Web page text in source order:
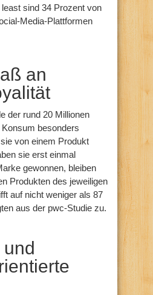
sind 34 Prozent von
Media-Plattformen
an
der rund 20 Millionen
besonders
von einem Produkt
sie erst einmal
gewonnen, bleiben
Produkten des jeweiligen
auf nicht weniger als 87
aus der pwc-Studie zu.